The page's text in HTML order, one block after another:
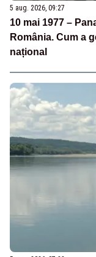
5 aug. 2026, 09:27
10 mai 1977 –
România. Cum a
național